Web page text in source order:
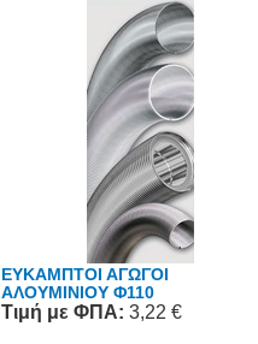
ΕΥΚΑΜΠΤΟΙ ΑΓΩΓΟΙ
ΑΛΟΥΜΙΝΙΟΥ Φ110
Τιμή με ΦΠΑ: 3,22 €